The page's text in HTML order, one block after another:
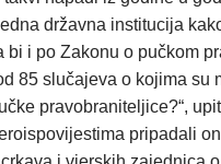
državna institucija
i po Zakonu o pučkom
85 slučajeva o kojima
pravobraniteljice?“,
pripadali